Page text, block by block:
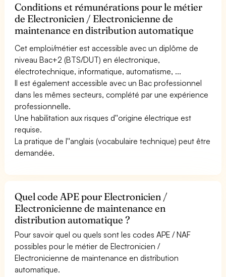
Conditions et rémunérations pour le métier
de Electronicien / Electronicienne de
maintenance en distribution automatique
Cet emploi/métier est accessible avec un diplôme de
niveau Bac+2 (BTS/DUT) en électronique,
électrotechnique, informatique, automatisme, ...
Il est également accessible avec un Bac professionnel
dans les mêmes secteurs, complété par une expérience
professionnelle.
Une habilitation aux risques d''origine électrique est
requise.
La pratique de l''anglais (vocabulaire technique) peut être
demandée.
Quel code APE pour Electronicien /
Electronicienne de maintenance en
distribution automatique ?
Pour savoir quel ou quels sont les codes APE / NAF
possibles pour le métier de Electronicien /
Electronicienne de maintenance en distribution
automatique.